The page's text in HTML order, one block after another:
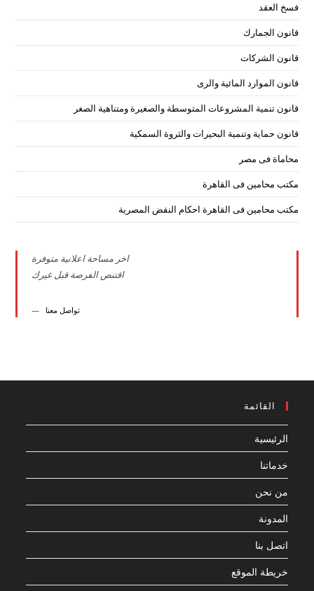
فسخ العقد
قانون الجمارك
قانون الشركات
قانون الموارد المائية والرى
قانون تنمية المشروعات المتوسطة والصغيرة ومتناهية الصغر
قانون حماية وتنمية البحيرات والثروة السمكية
محاماة فى مصر
مكتب محامين فى القاهرة
مكتب محامين فى القاهرة احكام النقض المصرية
اخر مساحة اعلانية متوفرة
اقتنص الفرصة قبل غيرك
تواصل معنا
القائمة
الرئيسية
خدماتنا
من نحن
المدونة
اتصل بنا
خريطة الموقع